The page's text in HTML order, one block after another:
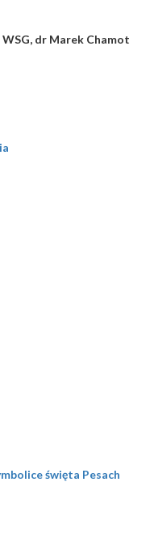
dr Marek Chamot
święta Pesach